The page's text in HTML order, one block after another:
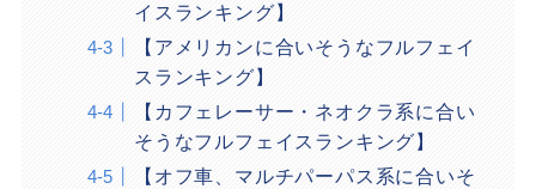
イスランキング】
【アメリカンに合いそうなフルフェイ
スランキング】
【カフェレーサー・ネオクラ系に合い
そうなフルフェイスランキング】
【オフ車、マルチパーパス系に合いそ